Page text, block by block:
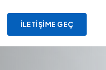
İLETIŞIME GEÇ